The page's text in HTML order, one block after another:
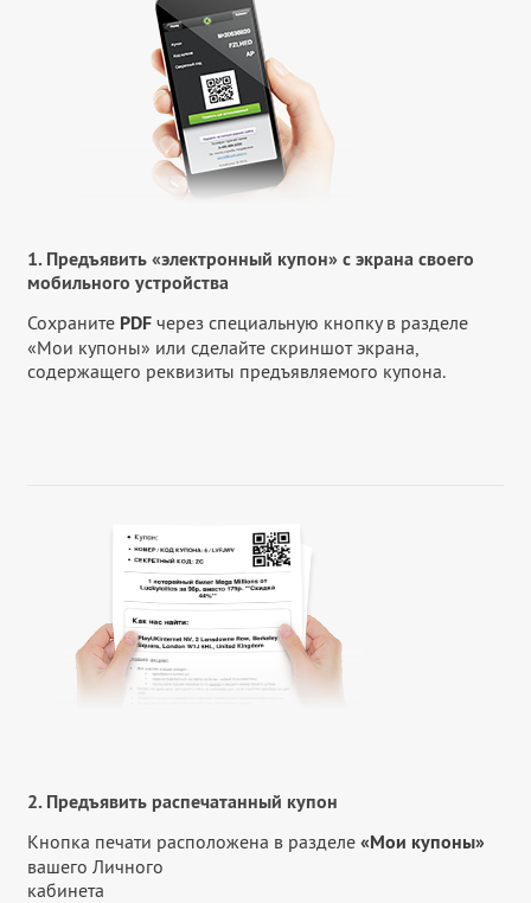
1. Предъявить «электронный купон» с экрана своего
мобильного устройства
Сохраните PDF через специальную кнопку в разделе
«Мои купоны» или сделайте скриншот экрана,
содержащего реквизиты предъявляемого купона.
2. Предъявить распечатанный купон
Кнопка печати расположена в разделе «Мои купоны»
вашего Личного
кабинета